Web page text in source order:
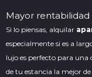
Mayor rentabilidad
Si lo piensas, alquilar
especialmente si es a
lujo es perfecto para una
de tu estancia la mejor de